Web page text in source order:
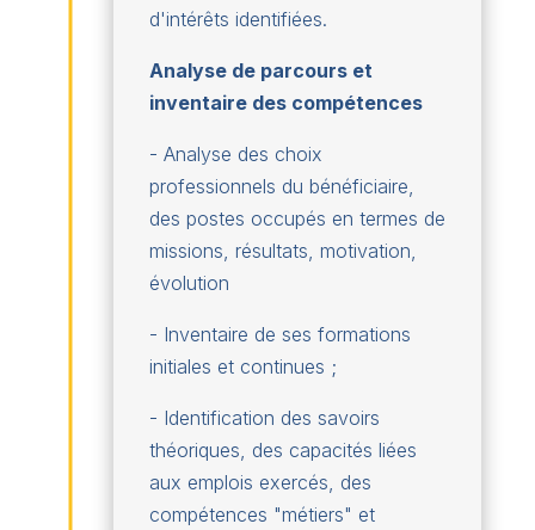
d'intérêts identifiées.
Analyse de parcours et
inventaire des compétences
- Analyse des choix
professionnels du bénéficiaire,
des postes occupés en termes de
missions, résultats, motivation,
évolution
- Inventaire de ses formations
initiales et continues ;
- Identification des savoirs
théoriques, des capacités liées
aux emplois exercés, des
compétences "métiers" et